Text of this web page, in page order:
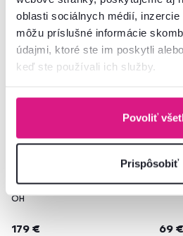
oblasti sociálnych médií,
môžu príslušné informácie
údajmi, ktoré ste im poskytli
keď ste používali ich služby.
Povoliť
Prispôsobiť
Posledné kusy
Slovenský výrobok
sonoma, NOVA PLUS NOPL-015-
OH
179 €
5,0
69 €